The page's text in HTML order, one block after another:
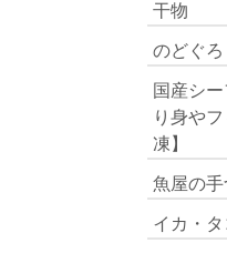
干物
のどぐろ
国産シ
り身や
凍】
魚屋の
イカ・タ